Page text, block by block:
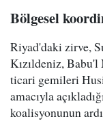
Bölgesel
Riyad'daki zirve,
Kızıldeniz,
ticari gemileri
amacıyla
koalisyonunun